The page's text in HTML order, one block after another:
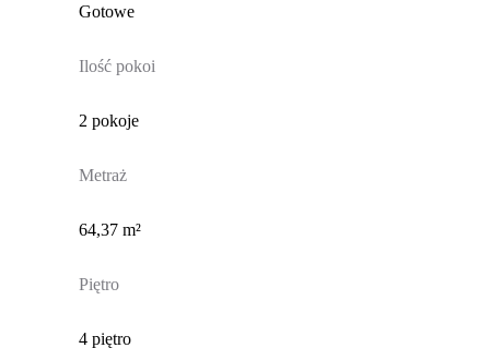
Gotowe
Ilość pokoi
2 pokoje
Metraż
64,37 m²
Piętro
4 piętro